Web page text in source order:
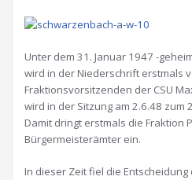
Unter dem 31. Januar 1947 -
wird in der Niederschrift erstmals
Fraktionsvorsitzenden der CSU
wird in der Sitzung am 2.6.48 zum
Damit dringt erstmals die Fraktion
Bürgermeisterämter ein.
In dieser Zeit fiel die